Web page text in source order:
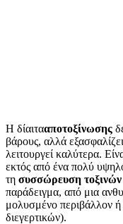
Η δίαιτααποτοξίνωσης
βάρους, αλλά
λειτουργεί καλύτερα.
εκτός από ένα πολύ
τη συσσώρευση τοξινών
παράδειγμα, από μια
μολυσμένο περιβάλλον
διεγερτικών).